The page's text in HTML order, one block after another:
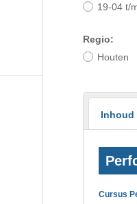
19-04 t/
Regio:
Houten
Inhoud
Cursus